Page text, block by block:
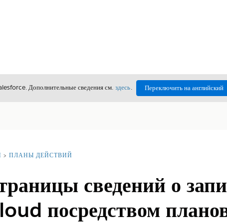
Дополнительные сведения см. здесь. Переключить на английский
ПЛАНЫ ДЕЙСТВИЙ
сведений о
посредством